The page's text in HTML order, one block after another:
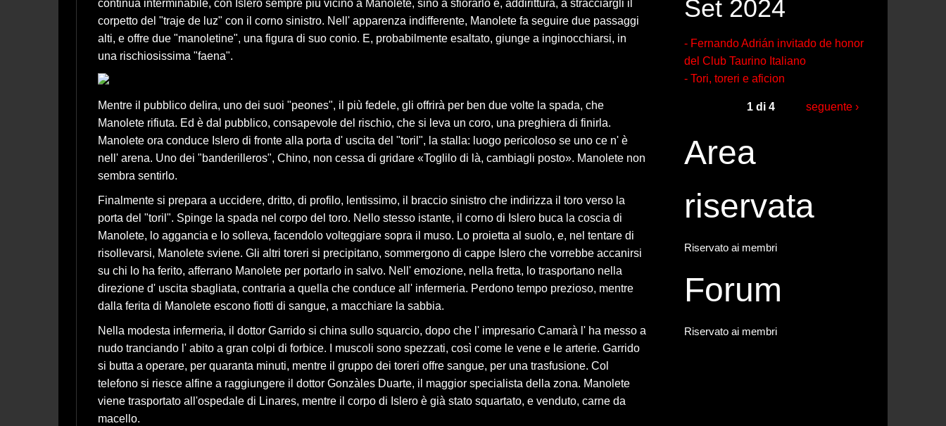
continua interminabile, con Islero sempre più vicino a Manolete, sino a sfiorarlo e, addirittura, a stracciargli il
corpetto del "traje de luz" con il corno sinistro. Nell' apparenza indifferente, Manolete fa seguire due passaggi
alti, e offre due "manoletine", una figura di suo conio. E, probabilmente esaltato, giunge a inginocchiarsi, in
una rischiosissima "faena".
Mentre il pubblico delira, uno dei suoi "peones", il più fedele, gli offrirà per ben due volte la spada, che
Manolete rifiuta. Ed è dal pubblico, consapevole del rischio, che si leva un coro, una preghiera di finirla.
Manolete ora conduce Islero di fronte alla porta d' uscita del "toril", la stalla: luogo pericoloso se uno ce n' è
nell' arena. Uno dei "banderilleros", Chino, non cessa di gridare «Toglilo di là, cambiagli posto». Manolete non
sembra sentirlo.
Finalmente si prepara a uccidere, dritto, di profilo, lentissimo, il braccio sinistro che indirizza il toro verso la
porta del "toril". Spinge la spada nel corpo del toro. Nello stesso istante, il corno di Islero buca la coscia di
Manolete, lo aggancia e lo solleva, facendolo volteggiare sopra il muso. Lo proietta al suolo, e, nel tentare di
risollevarsi, Manolete sviene. Gli altri toreri si precipitano, sommergono di cappe Islero che vorrebbe accanirsi
su chi lo ha ferito, afferrano Manolete per portarlo in salvo. Nell' emozione, nella fretta, lo trasportano nella
direzione d' uscita sbagliata, contraria a quella che conduce all' infermeria. Perdono tempo prezioso, mentre
dalla ferita di Manolete escono fiotti di sangue, a macchiare la sabbia.
Nella modesta infermeria, il dottor Garrido si china sullo squarcio, dopo che l' impresario Camarà l' ha messo a
nudo tranciando l' abito a gran colpi di forbice. I muscoli sono spezzati, così come le vene e le arterie. Garrido
si butta a operare, per quaranta minuti, mentre il gruppo dei toreri offre sangue, per una trasfusione. Col
telefono si riesce alfine a raggiungere il dottor Gonzàles Duarte, il maggior specialista della zona. Manolete
viene trasportato all'ospedale di Linares, mentre il corpo di Islero è già stato squartato, e venduto, carne da
macello.
Set 2024
- Fernando Adrián invitado de honor
del Club Taurino Italiano
- Tori, toreri e aficion
1 di 4 seguente ›
Area
riservata
Riservato ai membri
Forum
Riservato ai membri